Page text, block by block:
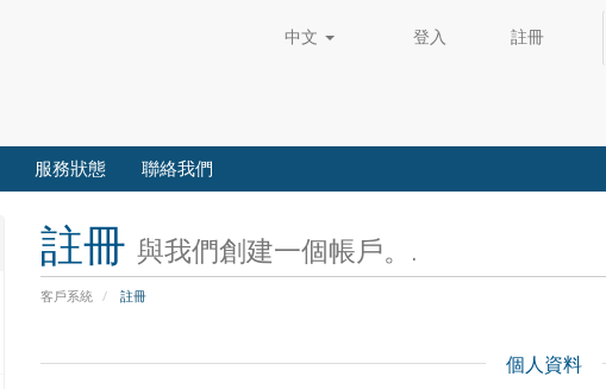
中文 登入 註冊
服務狀態 聯絡我們
註冊 與我們創建一個帳戶。.
客戶系統 註冊
個人資料